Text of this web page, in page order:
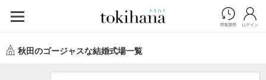
秋田のゴージャスな結婚式場一覧